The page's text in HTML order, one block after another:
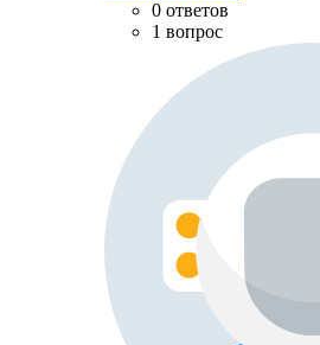
0 ответов
1 вопрос